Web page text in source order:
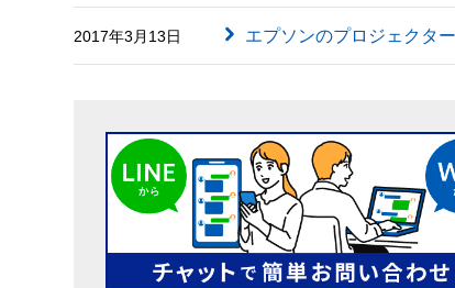
2017年3月13日 エプソンのプロジェクタ